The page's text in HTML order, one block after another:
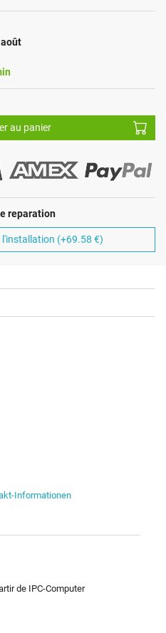
au panier
reparation
(+69.58 €)
Informationen
de IPC-Computer